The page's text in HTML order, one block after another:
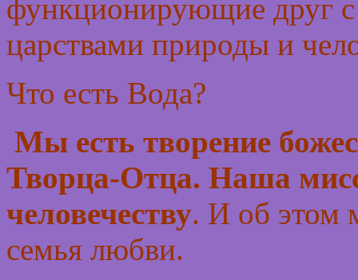
функционирующие друг с
царствами природы и
Что есть Вода?
Мы есть творение
Творца-Отца. Наша
человечеству. И об этом
семья любви.